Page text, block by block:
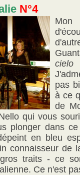
N°4
cielo
pas
à ce
de
qui vous
plonger dans
en bleu
connaisseur de
traits - ce
Ce n'est